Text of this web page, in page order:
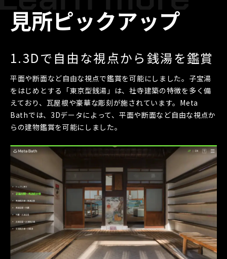
見所ピックアップ
1.3Dで自由な視点から銭湯を鑑賞
平面や断面など自由な視点で鑑賞を可能にしました。子宝湯
をはじめとする「東京型銭湯」は、社寺建築の特徴を多く備
えており、瓦屋根や豪華な彫刻が施されています。Meta
Bathでは、3Dデータによって、平面や断面など自由な視点か
らの建物鑑賞を可能にしました。